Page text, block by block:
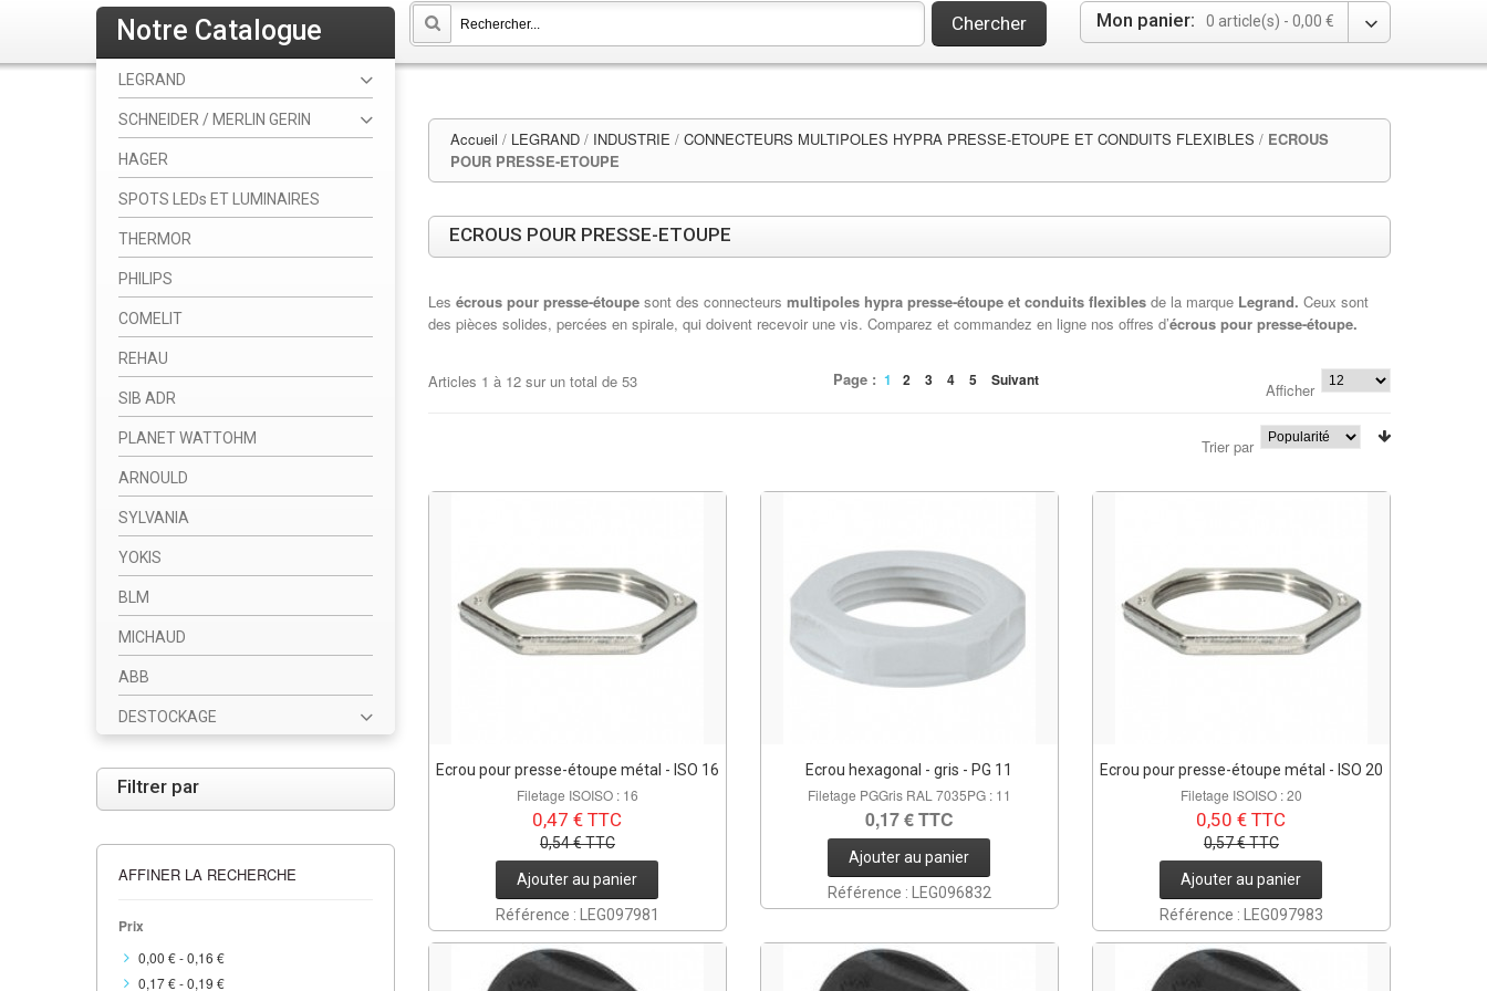
Mon panier: 0 article(s) - 0,00 €
Chercher
Accueil / LEGRAND / INDUSTRIE / CONNECTEURS MULTIPOLES HYPRA PRESSE-ETOUPE ET CONDUITS FLEXIBLES / ECROUS
POUR PRESSE-ETOUPE
ECROUS POUR PRESSE-ETOUPE
Les écrous pour presse-étoupe sont des connecteurs multipoles hypra presse-étoupe et conduits flexibles de la marque Legrand. Ceux sont
des pièces solides, percées en spirale, qui doivent recevoir une vis. Comparez et commandez en ligne nos offres d’écrous pour presse-étoupe.
Articles 1 à 12 sur un total de 53 Afficher
Page : 1 2 3 4 5 Suivant
Trier par
Ecrou pour presse-étoupe métal - ISO 16
Filetage ISOISO : 16
0,47 € TTC
0,54 € TTC
Ajouter au panier
Référence : LEG097981
Ecrou hexagonal - gris - PG 11
Filetage PGGris RAL 7035PG : 11
0,17 € TTC
Ajouter au panier
Référence : LEG096832
Ecrou pour presse-étoupe métal - ISO 20
Filetage ISOISO : 20
0,50 € TTC
0,57 € TTC
Ajouter au panier
Référence : LEG097983
Notre Catalogue
LEGRAND
SCHNEIDER / MERLIN GERIN
HAGER
SPOTS LEDs ET LUMINAIRES
THERMOR
PHILIPS
COMELIT
REHAU
SIB ADR
PLANET WATTOHM
ARNOULD
SYLVANIA
YOKIS
BLM
MICHAUD
ABB
DESTOCKAGE
Filtrer par
AFFINER LA RECHERCHE
Prix
0,00 €-0,16 €
0,17 €-0,19 €